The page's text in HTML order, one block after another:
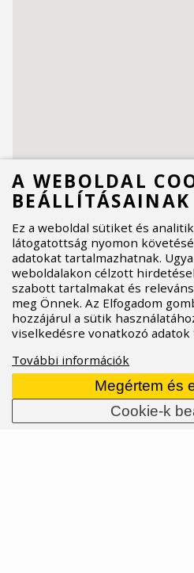
A WEBOLDAL
Ez a weboldal sütiket és
látogatottság nyomon
adatokat tartalmazhatnak.
weboldalakon célzott
szabott tartalmakat és
meg Önnek. Az Elfogadom
hozzájárul a sütik
viselkedésre vonatkozó adatok
További információk
Megértem és
Cookie-k